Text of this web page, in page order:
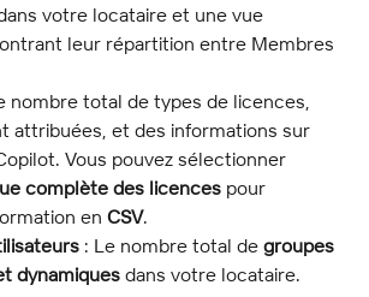
votre locataire et une vue
leur répartition entre Membres
nombre total de types de licences,
attribuées, et des informations sur
Vous pouvez sélectionner
complète des licences pour
en CSV.
: Le nombre total de groupes
dynamiques dans votre locataire.